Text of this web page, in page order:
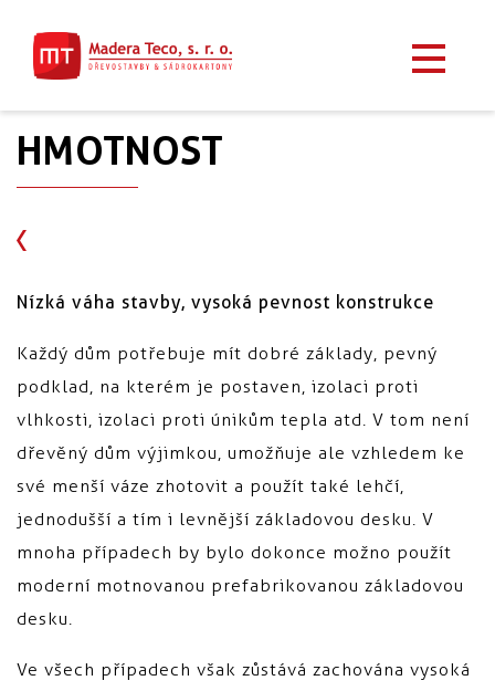
HMOTNOST
Nízká váha stavby, vysoká pevnost konstrukce
Každý dům potřebuje mít dobré základy, pevný
podklad, na kterém je postaven, izolaci proti
vlhkosti, izolaci proti únikům tepla atd. V tom není
dřevěný dům výjimkou, umožňuje ale vzhledem ke
své menší váze zhotovit a použít také lehčí,
jednodušší a tím i levnější základovou desku. V
mnoha případech by bylo dokonce možno použít
moderní motnovanou prefabrikovanou základovou
desku.
Ve všech případech však zůstává zachována vysoká